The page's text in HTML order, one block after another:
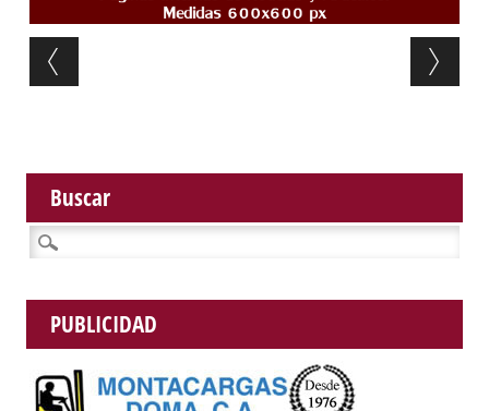
Post navigation
Buscar
Buscar:
PUBLICIDAD